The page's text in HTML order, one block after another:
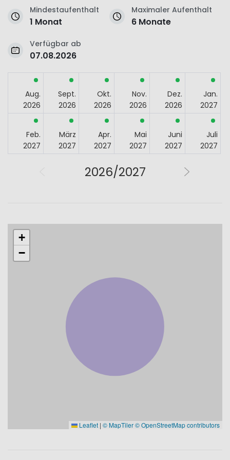
Mindestaufenthalt
1 Monat
Maximaler Aufenthalt
6 Monate
Verfügbar ab
07.08.2026
Aug.
2026
Sept.
2026
Okt.
2026
Nov.
2026
Dez.
2026
Jan.
2027
Feb.
2027
März
2027
Apr.
2027
Mai
2027
Juni
2027
Juli
2027
2026/2027
+
−
Leaflet | © MapTiler© OpenStreetMap contributors